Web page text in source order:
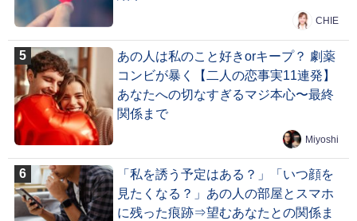
CHIE
あの人は私のこと好きorキープ？ 劇薬
コンビが暴く【二人の恋事実11連発】
あなたへの切なすぎるマジ本心〜最終
関係まで
Miyoshi
「私を誘う予定はある？」「いつ顔を
見たくなる？」あの人の部屋とスマホ
に残った痕跡⇒望むあなたとの関係ま